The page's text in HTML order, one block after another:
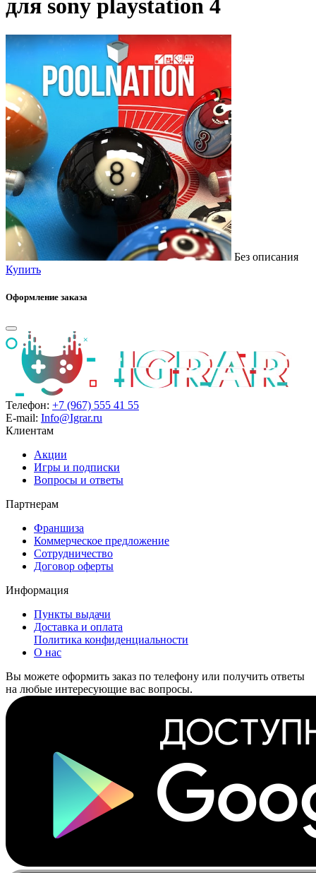
для sony playstation 4
Без описания
Купить
Оформление заказа
Телефон: +7 (967) 555 41 55
E-mail: Info@Igrar.ru
Клиентам
Акции
Игры и подписки
Вопросы и ответы
Партнерам
Франшиза
Коммерческое предложение
Сотрудничество
Договор оферты
Информация
Пункты выдачи
Доставка и оплата
Политика конфиденциальности
О нас
Вы можете оформить заказ по телефону или получить ответы
на любые интересующие вас вопросы.